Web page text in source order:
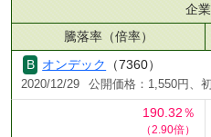
企
騰落率（倍率）
オンデック
（7360）
2020/12/29 公開価格：1,550円、
190.32％
（2.90倍）